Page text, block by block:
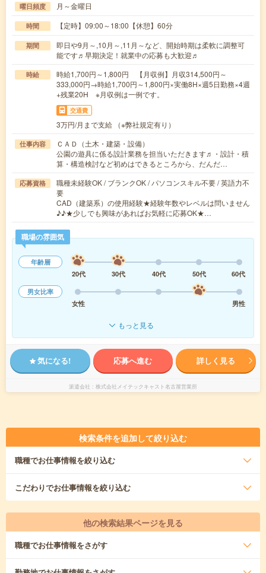
曜日頻度 月～金曜日
時間 【定時】09:00～18:00【休憩】60分
期間
即日や9月～,10月～,11月～など、開始時期は柔軟に調整可
能です♬早期決定！就業中の応募も大歓迎♬
時給
時給1,700円～1,800円 【月収例】月収314,500円～
333,000円→時給1,700円～1,800円×実働8H×週5日勤務×4週
+残業20H ※月収例は一例です。
交通費
3万円/月まで支給 （※弊社規定有り）
仕事内容
ＣＡＤ（土木・建築・設備）
公園の遊具に係る設計業務を担当いただきます♬・設計・積
算・構造検討など初めはできるところから、だんだ…
応募資格
職種未経験OK / ブランクOK / パソコンスキル不要 / 英語力不
要
CAD（建築系）の使用経験★経験年数やレベルは問いません
♪♪★少しでも興味があればお気軽に応募OK★…
職場の雰囲気
年齢層
20代
30代 40代 50代
60代
男女比率
女性
男性
もっと見る
気になる! 応募へ進む 詳しく見る
派遣会社 株式会社メイテックキャスト名古屋営業所
検索条件を追加して絞り込む
職種でお仕事情報を絞り込む
こだわりでお仕事情報を絞り込む
他の検索結果ページを見る
職種でお仕事情報をさがす